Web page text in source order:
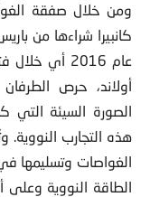
ومن خلال صفقة
كانبيرا شراءها من
عام 2016 أي
أولاند، حرص
الصورة السيئة التي
هذه التجارب النووية.
الطاقة النووية